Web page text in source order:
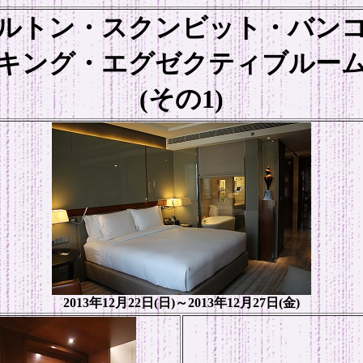
トン・スクンビット・バン
ング・エグゼクティブルー
(その1)
2013年12月22日(日)～2013年12月27日(金)